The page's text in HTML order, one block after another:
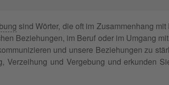
sind Wörter, die oft im Zusammenhang
Beziehungen, im Beruf oder im Umgang
und unsere Beziehungen zu
Verzeihung und Vergebung und erkunden